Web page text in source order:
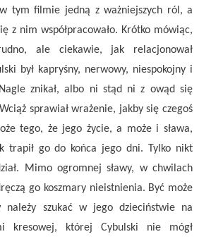
w tym filmie jedną z ważniejszych ról, a
z nim współpracowało. Krótko mówiąc,
ale ciekawie, jak relacjonował
był kapryśny, nerwowy, niespokojny i
Nagle znikał, albo ni stąd ni z owąd się
sprawiał wrażenie, jakby się czegoś
tego, że jego życie, a może i sława,
trapił go do końca jego dni. Tylko nikt
Mimo ogromnej sławy, w chwilach
go koszmary nieistnienia. Być może
należy szukać w jego dzieciństwie na
kresowej, której Cybulski nie mógł